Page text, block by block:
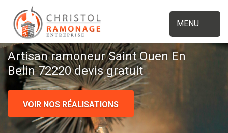
MENU
Artisan ramoneur Saint Ouen En
Belin 72220 devis gratuit
VOIR NOS RÉALISATIONS